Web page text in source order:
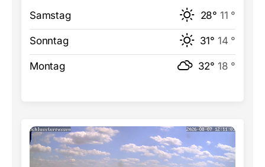
Samstag 28° 11 °
Sonntag 31° 14 °
Montag 32° 18 °